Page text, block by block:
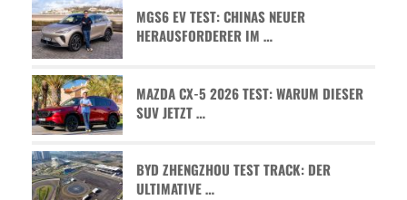
MGS6 EV TEST: CHINAS NEUER
HERAUSFORDERER IM …
MAZDA CX-5 2026 TEST: WARUM DIESER
SUV JETZT …
BYD ZHENGZHOU TEST TRACK: DER
ULTIMATIVE …